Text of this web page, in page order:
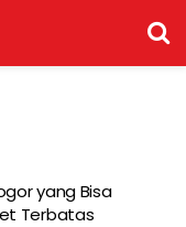
yang Bisa
Terbatas